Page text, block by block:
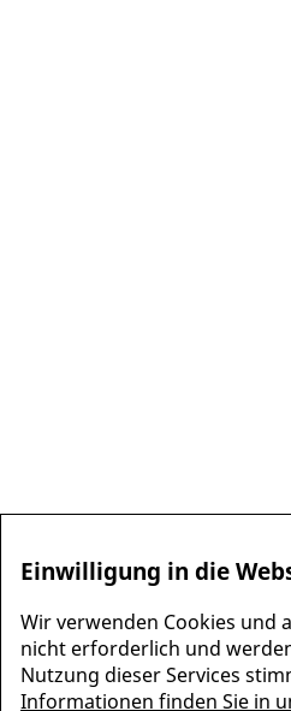
Einwilligung in die
Wir verwenden Cookies und
nicht erforderlich und
Nutzung dieser Services
Informationen finden Sie in